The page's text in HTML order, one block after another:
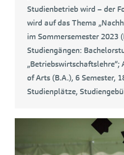
Studienbetrieb wird – der
wird auf das Thema
im Sommersemester 2023
Studiengängen:
„Betriebswirtschaftslehre“;
of Arts (B.A.), 6 Semester,
Studienplätze,